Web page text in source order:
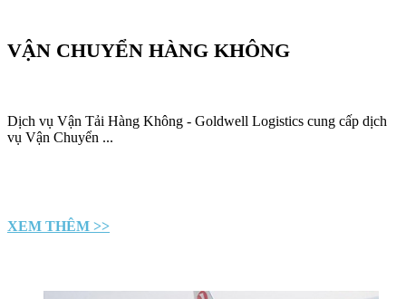
VẬN CHUYỂN HÀNG KHÔNG
Dịch vụ Vận Tải Hàng Không - Goldwell Logistics cung cấp dịch
vụ Vận Chuyển ...
XEM THÊM >>